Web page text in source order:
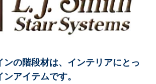
ンの階段材は、インテリアにとっ
アイテムです。